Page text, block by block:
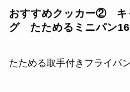
おすすめクッカー② キ
グ たためるミニパン
たためる取手付きフライパン